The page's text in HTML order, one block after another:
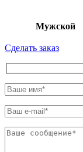
Мужской
Сделать заказ